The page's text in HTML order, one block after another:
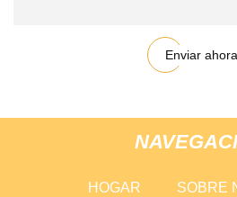
Enviar ahora
HOGAR SOBRE